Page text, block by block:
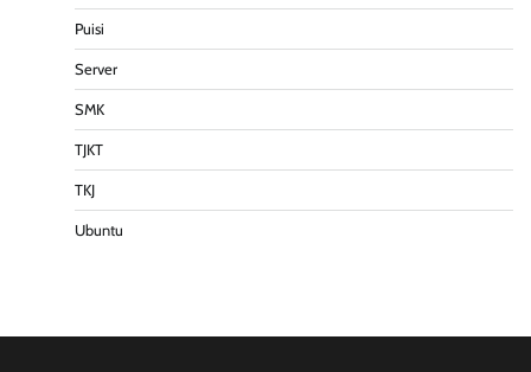
Puisi
Server
SMK
TJKT
TKJ
Ubuntu